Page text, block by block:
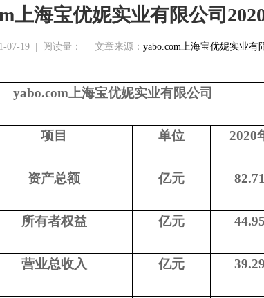
上海宝优妮实业有限公司
07-19 阅读量： 文章来源： yabo.com上海宝优妮实业有
yabo.com上海宝优妮实业有限公司
项目 单位 2020
资产总额 亿元 82.71
所有者权益 亿元 44.95
营业总收入 亿元 39.29